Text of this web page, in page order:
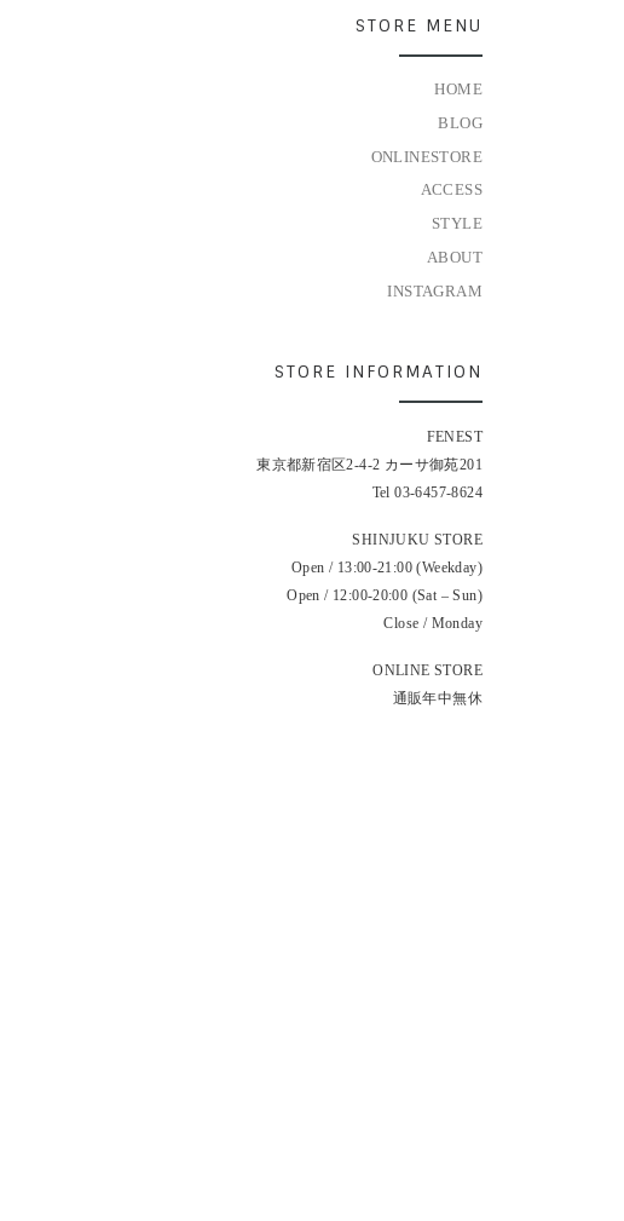
STORE MENU
HOME
BLOG
ONLINESTORE
ACCESS
STYLE
ABOUT
INSTAGRAM
STORE INFORMATION
FENEST
東京都新宿区2-4-2 カーサ御苑201
Tel 03-6457-8624
SHINJUKU STORE
Open / 13:00-21:00 (Weekday)
Open / 12:00-20:00 (Sat – Sun)
Close / Monday
ONLINE STORE
通販年中無休